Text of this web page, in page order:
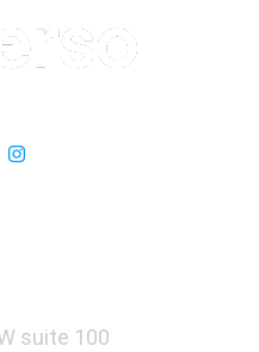
suite 100